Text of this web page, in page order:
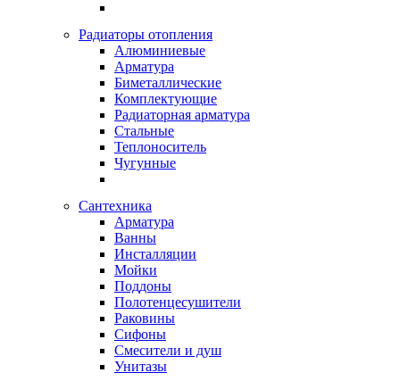
Радиаторы отопления
Алюминиевые
Арматура
Биметаллические
Комплектующие
Радиаторная арматура
Стальные
Теплоноситель
Чугунные
Сантехника
Арматура
Ванны
Инсталляции
Мойки
Поддоны
Полотенцесушители
Раковины
Сифоны
Смесители и душ
Унитазы